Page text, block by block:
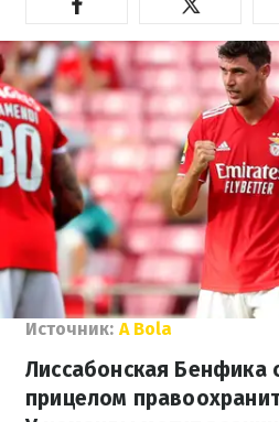
Источник: A Bola
Лиссабонская Бенфика
прицелом